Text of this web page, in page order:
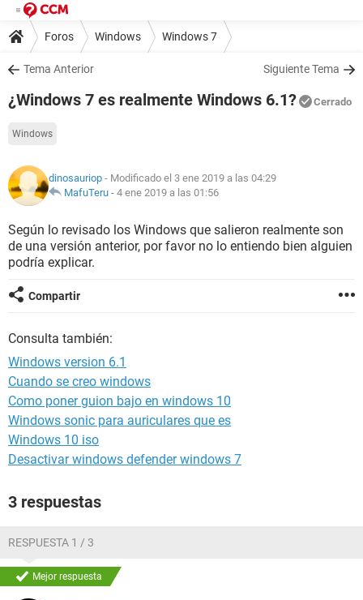
Foros Windows Windows 7
Tema Anterior Siguiente Tema
¿Windows 7 es realmente Windows 6.1? Cerrado
Windows
dinosauriop - Modificado el 3 ene 2019 a las 04:29
MafuTeru - 4 ene 2019 a las 01:56
Según lo revisado los Windows que salieron realmente son
de una versión anterior, por favor no lo entiendo bien alguien
podría explicar.
Compartir
Consulta también:
Windows version 6.1
Cuando se creo windows
Como poner guion bajo en windows 10
Windows sonic para auriculares que es
Windows 10 iso
Desactivar windows defender windows 7
3 respuestas
RESPUESTA 1 / 3
Mejor respuesta